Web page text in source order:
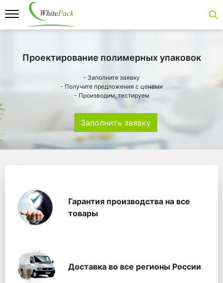
Проектирование полимерных упаковок
- Заполните заявку
- Получите предложения с ценами
- Производим, тестируем
Заполнить заявку
WhitePackГарантия производства на все
товары
Доставка во все регионы России